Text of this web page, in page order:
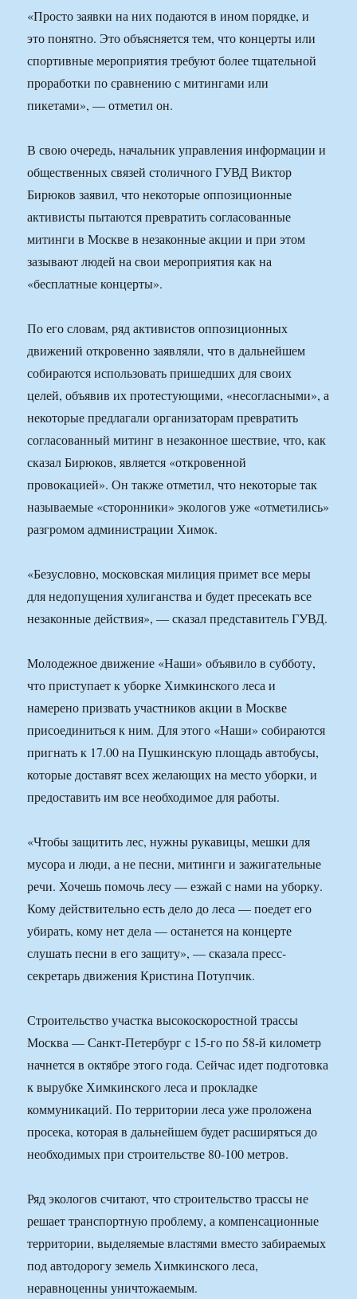
«Просто заявки на них подаются в ином порядке, и
это понятно. Это объясняется тем, что концерты или
спортивные мероприятия требуют более тщательной
проработки по сравнению с митингами или
пикетами», — отметил он.
В свою очередь, начальник управления информации и
общественных связей столичного ГУВД Виктор
Бирюков заявил, что некоторые оппозиционные
активисты пытаются превратить согласованные
митинги в Москве в незаконные акции и при этом
зазывают людей на свои мероприятия как на
«бесплатные концерты».
По его словам, ряд активистов оппозиционных
движений откровенно заявляли, что в дальнейшем
собираются использовать пришедших для своих
целей, объявив их протестующими, «несогласными», а
некоторые предлагали организаторам превратить
согласованный митинг в незаконное шествие, что, как
сказал Бирюков, является «откровенной
провокацией». Он также отметил, что некоторые так
называемые «сторонники» экологов уже «отметились»
разгромом администрации Химок.
«Безусловно, московская милиция примет все меры
для недопущения хулиганства и будет пресекать все
незаконные действия», — сказал представитель ГУВД.
Молодежное движение «Наши» объявило в субботу,
что приступает к уборке Химкинского леса и
намерено призвать участников акции в Москве
присоединиться к ним. Для этого «Наши» собираются
пригнать к 17.00 на Пушкинскую площадь автобусы,
которые доставят всех желающих на место уборки, и
предоставить им все необходимое для работы.
«Чтобы защитить лес, нужны рукавицы, мешки для
мусора и люди, а не песни, митинги и зажигательные
речи. Хочешь помочь лесу — езжай с нами на уборку.
Кому действительно есть дело до леса — поедет его
убирать, кому нет дела — останется на концерте
слушать песни в его защиту», — сказала пресс-
секретарь движения Кристина Потупчик.
Строительство участка высокоскоростной трассы
Москва — Санкт-Петербург с 15-го по 58-й километр
начнется в октябре этого года. Сейчас идет подготовка
к вырубке Химкинского леса и прокладке
коммуникаций. По территории леса уже проложена
просека, которая в дальнейшем будет расширяться до
необходимых при строительстве 80-100 метров.
Ряд экологов считают, что строительство трассы не
решает транспортную проблему, а компенсационные
территории, выделяемые властями вместо забираемых
под автодорогу земель Химкинского леса,
неравноценны уничтожаемым.